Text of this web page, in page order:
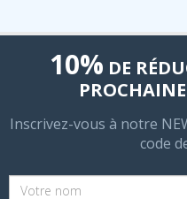
10% DE
Inscrivez-vous à notre
code